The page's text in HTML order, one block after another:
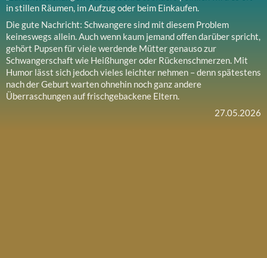
in stillen Räumen, im Aufzug oder beim Einkaufen.
Die gute Nachricht: Schwangere sind mit diesem Problem
keineswegs allein. Auch wenn kaum jemand offen darüber spricht,
gehört Pupsen für viele werdende Mütter genauso zur
Schwangerschaft wie Heißhunger oder Rückenschmerzen. Mit
Humor lässt sich jedoch vieles leichter nehmen – denn spätestens
nach der Geburt warten ohnehin noch ganz andere
Überraschungen auf frischgebackene Eltern.
27.05.2026